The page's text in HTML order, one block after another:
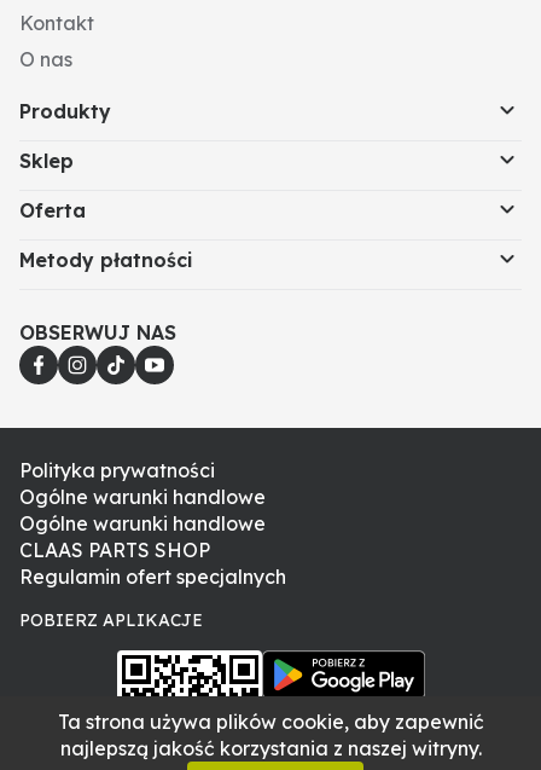
Ta strona używa plików cookie, aby zapewnić
najlepszą jakość korzystania z naszej witryny.
Kontakt
O nas
Produkty
Sklep
Oferta
Metody płatności
OBSERWUJ NAS
Polityka prywatności
Ogólne warunki handlowe
Ogólne warunki handlowe
CLAAS PARTS SHOP
Regulamin ofert specjalnych
POBIERZ APLIKACJE